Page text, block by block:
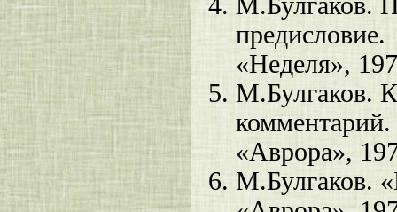
предисловие.
«Неделя»,
М.Булгаков.
комментарий.
«Аврора»,
М.Булгаков.